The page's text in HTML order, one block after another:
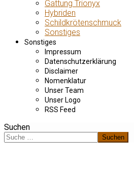
Gattung Trionyx
Hybriden
Schildkrötenschmuck
Sonstiges
Sonstiges
Impressum
Datenschutzerklärung
Disclaimer
Nomenklatur
Unser Team
Unser Logo
RSS Feed
Suchen
Suchen